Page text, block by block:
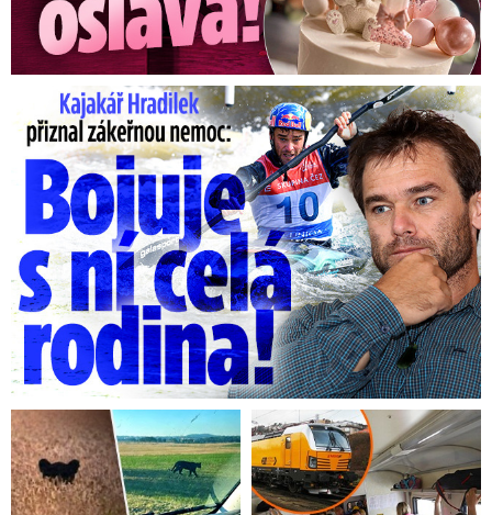
ženská obřízka vykonává.Jedna z žen dokonce
přímo jako důvod v žádosti o azyl uvedla obavy
z obřízky.
Kajakář Hradilek přiznal zákeřnou nemoc: Bojuje s ní celá ...